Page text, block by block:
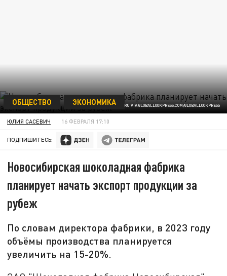
ФОТО: BULKIN SERGEY/NEWS.RU VIA GLOBALLOOKPRESS.COM/GLOBALLOOKPRESS
ОБЩЕСТВО ЭКОНОМИКА
ЮЛИЯ САСЕВИЧ 16 ФЕВРАЛЯ 17:10
ПОДПИШИТЕСЬ:
Новосибирская шоколадная фабрика
планирует начать экспорт продукции за
рубеж
По словам директора фабрики, в 2023 году
объёмы производства планируется
увеличить на 15-20%.